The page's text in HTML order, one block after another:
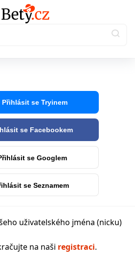
Přihlásit se Tryinem
se Facebookem
se Googlem
se Seznamem
uživatelského jména (nicku)
na naši registraci.